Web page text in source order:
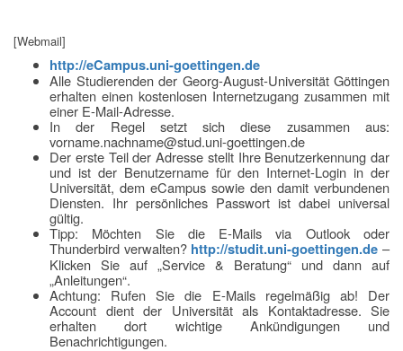
[Webmail]
http://eCampus.uni-goettingen.de
Alle Studierenden der Georg-August-Universität Göttingen
erhalten einen kostenlosen Internetzugang zusammen mit
einer E-Mail-Adresse.
In der Regel setzt sich diese zusammen aus:
vorname.nachname@stud.uni-goettingen.de
Der erste Teil der Adresse stellt Ihre Benutzerkennung dar
und ist der Benutzername für den Internet-Login in der
Universität, dem eCampus sowie den damit verbundenen
Diensten. Ihr persönliches Passwort ist dabei universal
gültig.
Tipp: Möchten Sie die E-Mails via Outlook oder
Thunderbird verwalten? http://studit.uni-goettingen.de –
Klicken Sie auf „Service & Beratung“ und dann auf
„Anleitungen“.
Achtung: Rufen Sie die E-Mails regelmäßig ab! Der
Account dient der Universität als Kontaktadresse. Sie
erhalten dort wichtige Ankündigungen und
Benachrichtigungen.